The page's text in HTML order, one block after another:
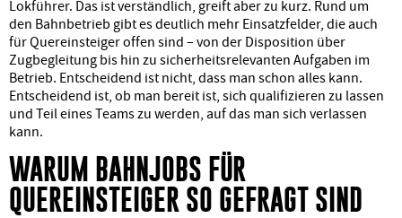
Lokführer. Das ist verständlich, greift aber zu kurz. Rund um
den Bahnbetrieb gibt es deutlich mehr Einsatzfelder, die auch
für Quereinsteiger offen sind – von der Disposition über
Zugbegleitung bis hin zu sicherheitsrelevanten Aufgaben im
Betrieb. Entscheidend ist nicht, dass man schon alles kann.
Entscheidend ist, ob man bereit ist, sich qualifizieren zu lassen
und Teil eines Teams zu werden, auf das man sich verlassen
kann.
WARUM BAHNJOBS FÜR
QUEREINSTEIGER SO GEFRAGT SIND